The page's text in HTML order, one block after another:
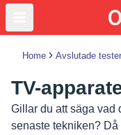
Home Avslutade tester
TV-
Gillar du att säga vad
senaste tekniken?